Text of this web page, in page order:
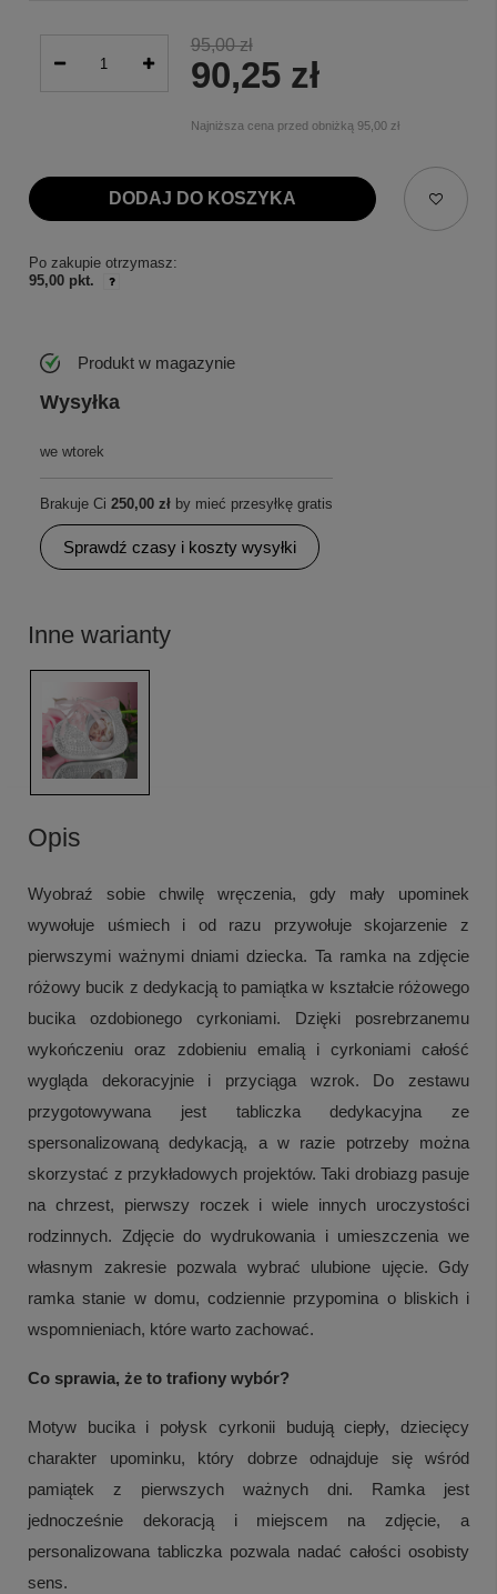
95,00 zł
90,25 zł
Najniższa cena przed obniżką 95,00 zł
DODAJ DO KOSZYKA
Po zakupie otrzymasz:
95,00 pkt.
Produkt w magazynie
Wysyłka
we wtorek
Brakuje Ci 250,00 zł by mieć przesyłkę gratis
Sprawdź czasy i koszty wysyłki
Inne warianty
Opis
Wyobraź sobie chwilę wręczenia, gdy mały upominek
wywołuje uśmiech i od razu przywołuje skojarzenie z
pierwszymi ważnymi dniami dziecka. Ta ramka na zdjęcie
różowy bucik z dedykacją to pamiątka w kształcie różowego
bucika ozdobionego cyrkoniami. Dzięki posrebrzanemu
wykończeniu oraz zdobieniu emalią i cyrkoniami całość
wygląda dekoracyjnie i przyciąga wzrok. Do zestawu
przygotowywana jest tabliczka dedykacyjna ze
spersonalizowaną dedykacją, a w razie potrzeby można
skorzystać z przykładowych projektów. Taki drobiazg pasuje
na chrzest, pierwszy roczek i wiele innych uroczystości
rodzinnych. Zdjęcie do wydrukowania i umieszczenia we
własnym zakresie pozwala wybrać ulubione ujęcie. Gdy
ramka stanie w domu, codziennie przypomina o bliskich i
wspomnieniach, które warto zachować.
Co sprawia, że to trafiony wybór?
Motyw bucika i połysk cyrkonii budują ciepły, dziecięcy
charakter upominku, który dobrze odnajduje się wśród
pamiątek z pierwszych ważnych dni. Ramka jest
jednocześnie dekoracją i miejscem na zdjęcie, a
personalizowana tabliczka pozwala nadać całości osobisty
sens.